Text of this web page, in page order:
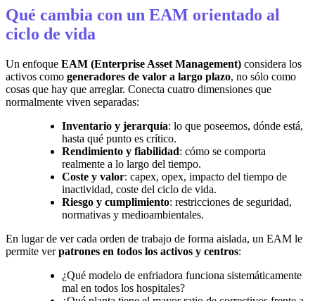
Qué cambia con un EAM orientado al
ciclo de vida
Un enfoque EAM (Enterprise Asset Management) considera los
activos como generadores de valor a largo plazo, no sólo como
cosas que hay que arreglar. Conecta cuatro dimensiones que
normalmente viven separadas:
Inventario y jerarquía: lo que poseemos, dónde está,
hasta qué punto es crítico.
Rendimiento y fiabilidad: cómo se comporta
realmente a lo largo del tiempo.
Coste y valor: capex, opex, impacto del tiempo de
inactividad, coste del ciclo de vida.
Riesgo y cumplimiento: restricciones de seguridad,
normativas y medioambientales.
En lugar de ver cada orden de trabajo de forma aislada, un EAM le
permite verpatrones en todos los activos y centros:
¿Qué modelo de enfriadora funciona sistemáticamente
mal en todos los hospitales?